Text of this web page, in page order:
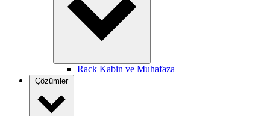
Rack Kabin ve Muhafaza
Çözümler